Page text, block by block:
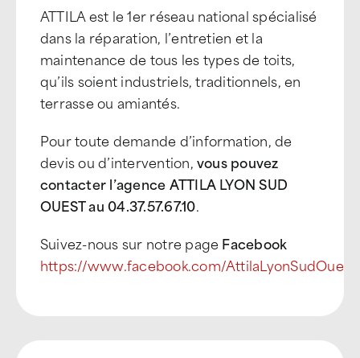
ATTILA est le 1er réseau national spécialisé
dans la réparation, l’entretien et la
maintenance de tous les types de toits,
qu’ils soient industriels, traditionnels, en
terrasse ou amiantés.
Pour toute demande d’information, de
devis ou d’intervention,vous pouvez
contacter l’agence ATTILA LYON SUD
OUEST au 04.37.57.67.10.
Suivez-nous sur notre page Facebook
https://www.facebook.com/